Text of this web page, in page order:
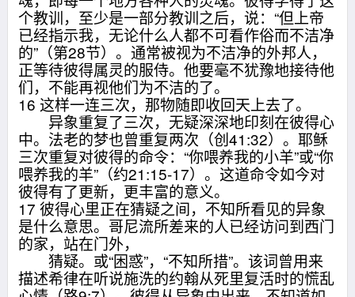
个教训，至少是一部分教训之后，说：“但上帝
已经指示我，无论什么人都不可看作俗而不洁净
的”（第28节）。通常被视为不洁净的外邦人，
正等待彼得属灵的服侍。他要毫不犹豫地接待他
们，不能再视他们为不洁的了。
16 这样一连三次，那物随即收回天上去了。
异象重复了三次，无疑深深地印刻在彼得心
中。法老的梦也曾重复两次（创41:32）。耶稣
三次重复对彼得的命令：“你喂养我的小羊”或“你
喂养我的羊”（约21:15-17）。这道命令如今对
彼得有了更新，更丰富的意义。
17 彼得心里正在猜疑之间，不知所看见的异象
是什么意思。哥尼流所差来的人已经访问到西门
的家，站在门外，
猜疑。或“困惑”，“不知所措”。该词曾用来
描述希律在听说施洗的约翰从死里复活时的慌乱